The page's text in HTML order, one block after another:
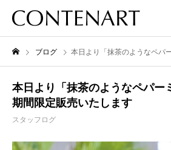
ブログ 本日より「抹茶のようなペパーミントか
本日より「抹茶のようなペパー
期間限定販売いたします
スタッフログ